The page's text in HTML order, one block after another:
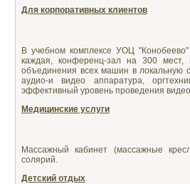
Для корпоративных клиентов
В учебном комплексе УОЦ
каждая, конференц-зал на 300
объединения всех машин в локальную
аудио-и видео аппаратура,
эффективный уровень проведения
Медицинские услуги
Массажный кабинет (массажные
солярий.
Детский отдых